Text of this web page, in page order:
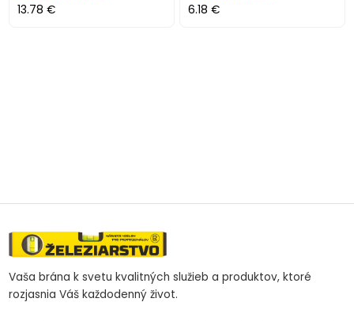
13.78 € 6.18 €
Vaša brána k svetu kvalitných služieb a produktov, ktoré
rozjasnia Váš každodenný život.